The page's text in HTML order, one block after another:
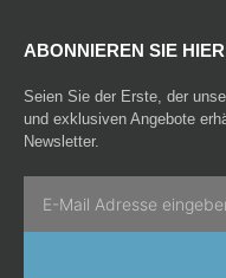
ABONNIEREN SIE HIER
Seien Sie der Erste, der
und exklusiven Angebote
Newsletter.